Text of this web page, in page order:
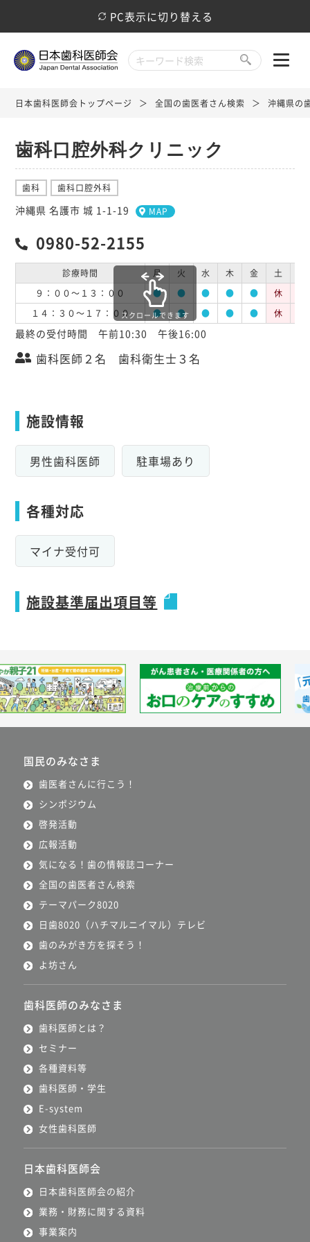
PC表示に切り替える
日本歯科医師会トップページ 全国の歯医者さん検索 沖縄県の
歯科口腔外科クリニック
歯科 歯科口腔外科
沖縄県 名護市 城 1-1-19 MAP
0980-52-2155
診療時間 月 火 水 木 金 土
９：００～１３：００
● ● ● ● ● 休
１４：３０～１７：００
● ● ● ● ● 休
スクロールできます
最終の受付時間 午前10:30 午後16:00
歯科医師２名 歯科衛生士３名
施設情報
男性歯科医師 駐車場あり
各種対応
マイナ受付可
施設基準届出項目等
国民のみなさま
歯医者さんに行こう！
シンポジウム
啓発活動
広報活動
気になる！歯の情報誌コーナー
全国の歯医者さん検索
テーマパーク8020
日歯8020（ハチマルニイマル）テレビ
歯のみがき方を探そう！
よ坊さん
歯科医師のみなさま
歯科医師とは？
セミナー
各種資料等
歯科医師・学生
E-system
女性歯科医師
日本歯科医師会
日本歯科医師会の紹介
業務・財務に関する資料
事業案内